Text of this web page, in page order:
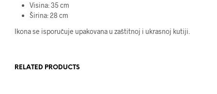
Visina: 35 cm
Širina: 28 cm
Ikona se isporučuje upakovana u zaštitnoj i ukrasnoj kutiji.
RELATED PRODUCTS